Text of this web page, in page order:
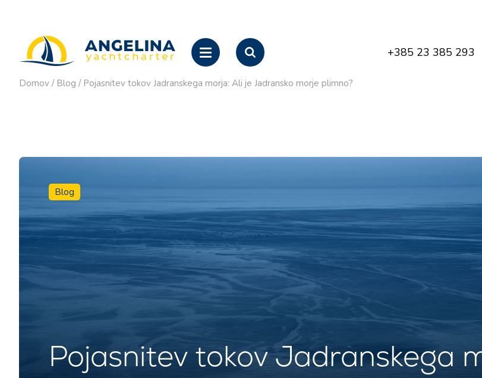
+385 23 385 293
Domov / Blog / Pojasnitev tokov Jadranskega morja: Ali je Jadransko morje plimno?
Blog
Pojasnitev tokov Jadranskega